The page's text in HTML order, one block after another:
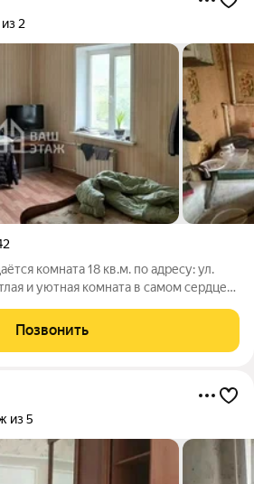
2
и уютная комната в самом сердце
Уютный кирпичный дом, тихий двор и
Позвонить
из 5